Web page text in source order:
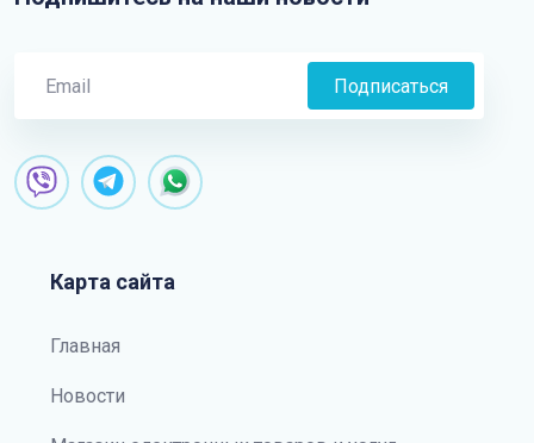
Подписаться
Карта сайта
Главная
Новости